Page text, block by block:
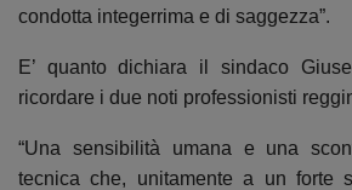
condotta integerrima e di saggezza”.
E’ quanto dichiara il sindaco
ricordare i due noti professionisti
“Una sensibilità umana e una
tecnica che, unitamente a un forte